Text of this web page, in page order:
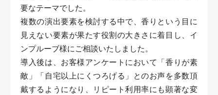
要なテーマでした。
複数の演出要素を検討する中で、香りという目に
見えない要素が果たす役割の大きさに着目し、イ
ンプルーブ様にご相談いたしました。
導入後は、お客様アンケートにおいて「香りが素
敵」「自宅以上にくつろげる」とのお声を多数頂
戴するようになり、リピート利用率にも顕著な変